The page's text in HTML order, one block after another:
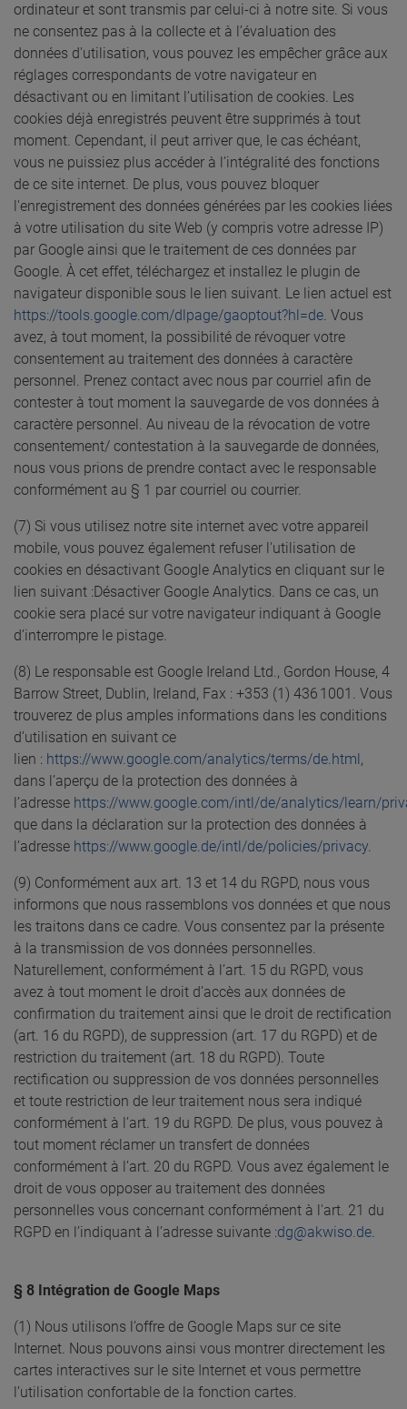
ordinateur et sont transmis par celui-ci à notre site. Si vous
ne consentez pas à la collecte et à l’évaluation des
données d'utilisation, vous pouvez les empêcher grâce aux
réglages correspondants de votre navigateur en
désactivant ou en limitant l’utilisation de cookies. Les
cookies déjà enregistrés peuvent être supprimés à tout
moment. Cependant, il peut arriver que, le cas échéant,
vous ne puissiez plus accéder à l’intégralité des fonctions
de ce site internet. De plus, vous pouvez bloquer
l'enregistrement des données générées par les cookies liées
à votre utilisation du site Web (y compris votre adresse IP)
par Google ainsi que le traitement de ces données par
Google. À cet effet, téléchargez et installez le plugin de
navigateur disponible sous le lien suivant. Le lien actuel est
https://tools.google.com/dlpage/gaoptout?hl=de. Vous
avez, à tout moment, la possibilité de révoquer votre
consentement au traitement des données à caractère
personnel. Prenez contact avec nous par courriel afin de
contester à tout moment la sauvegarde de vos données à
caractère personnel. Au niveau de la révocation de votre
consentement/ contestation à la sauvegarde de données,
nous vous prions de prendre contact avec le responsable
conformément au § 1 par courriel ou courrier.
(7) Si vous utilisez notre site internet avec votre appareil
mobile, vous pouvez également refuser l'utilisation de
cookies en désactivant Google Analytics en cliquant sur le
lien suivant :Désactiver Google Analytics. Dans ce cas, un
cookie sera placé sur votre navigateur indiquant à Google
d’interrompre le pistage.
(8) Le responsable est Google Ireland Ltd., Gordon House, 4
Barrow Street, Dublin, Ireland, Fax : +353 (1) 436 1001. Vous
trouverez de plus amples informations dans les conditions
d’utilisation en suivant ce
lien : https://www.google.com/analytics/terms/de.html,
dans l’aperçu de la protection des données à
l’adresse https://www.google.com/intl/de/analytics/learn/
que dans la déclaration sur la protection des données à
l’adresse https://www.google.de/intl/de/policies/privacy.
(9) Conformément aux art. 13 et 14 du RGPD, nous vous
informons que nous rassemblons vos données et que nous
les traitons dans ce cadre. Vous consentez par la présente
à la transmission de vos données personnelles.
Naturellement, conformément à l’art. 15 du RGPD, vous
avez à tout moment le droit d’accès aux données de
confirmation du traitement ainsi que le droit de rectification
(art. 16 du RGPD), de suppression (art. 17 du RGPD) et de
restriction du traitement (art. 18 du RGPD). Toute
rectification ou suppression de vos données personnelles
et toute restriction de leur traitement nous sera indiqué
conformément à l’art. 19 du RGPD. De plus, vous pouvez à
tout moment réclamer un transfert de données
conformément à l’art. 20 du RGPD. Vous avez également le
droit de vous opposer au traitement des données
personnelles vous concernant conformément à l'art. 21 du
RGPD en l’indiquant à l’adresse suivante :dg@akwiso.de.
§ 8 Intégration de Google Maps
(1) Nous utilisons l’offre de Google Maps sur ce site
Internet. Nous pouvons ainsi vous montrer directement les
cartes interactives sur le site Internet et vous permettre
l’utilisation confortable de la fonction cartes.